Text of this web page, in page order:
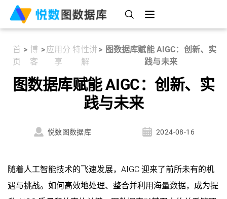
首
页
> 博
客
>应用分
享
特性讲
解
> 图数据库赋能 AIGC：创新、实
践与未来
图数据库赋能 AIGC：创新、实
践与未来
悦数图数据库 2024-08-16
随着人工智能技术的飞速发展，AIGC 迎来了前所未有的机
遇与挑战。如何高效地处理、整合并利用海量数据，成为提